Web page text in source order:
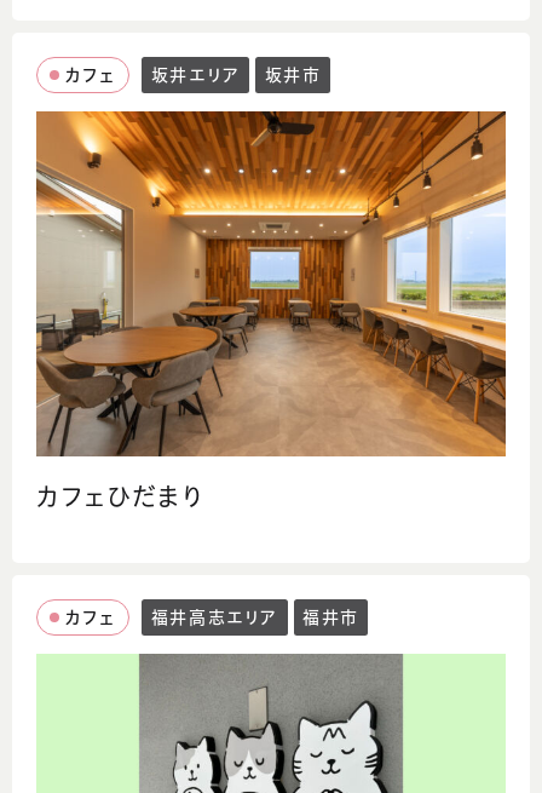
カフェ 坂井エリア 坂井市
カフェひだまり
カフェ 福井高志エリア 福井市